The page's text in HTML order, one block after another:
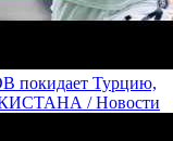
Турцию,
/ Новости